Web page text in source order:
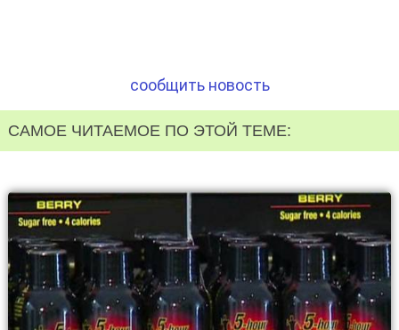
сообщить новость
САМОЕ ЧИТАЕМОЕ ПО ЭТОЙ ТЕМЕ: